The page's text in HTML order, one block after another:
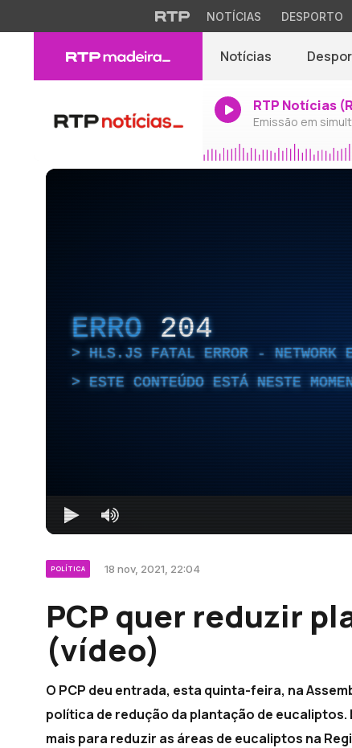
NOTÍCIAS DESPORTO
Notícias
RTP Notícias
Emissão em
ERRO 204
HLS.JS FATAL ERROR - NETWORK
ESTE CONTEÚDO ESTÁ NESTE
POLÍTICA 18 nov, 2021, 22:04
PCP quer reduzir
(vídeo)
O PCP deu entrada, esta quinta-feira, na
política de redução da plantação de
mais para reduzir as áreas de eucaliptos na